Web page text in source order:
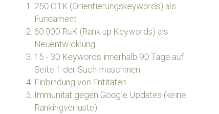
250 OTK (Orientierungskeywords) als
Fundament
60.000 RuK (Rank up Keywords) als
Neuentwicklung
15 - 30 Keywords innerhalb 90 Tage auf
Seite 1 der Such-maschinen
Einbindung von Entitäten
Immunität gegen Google Updates (keine
Rankingverluste)